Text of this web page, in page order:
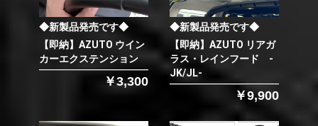
◆新製品発売です◆
【即納】AZUTO ウイン
カーエクステンション
￥3,300
◆新製品発売です◆
【即納】AZUTO リアガ
ラス・レインフード -
JK/JL-
￥9,900